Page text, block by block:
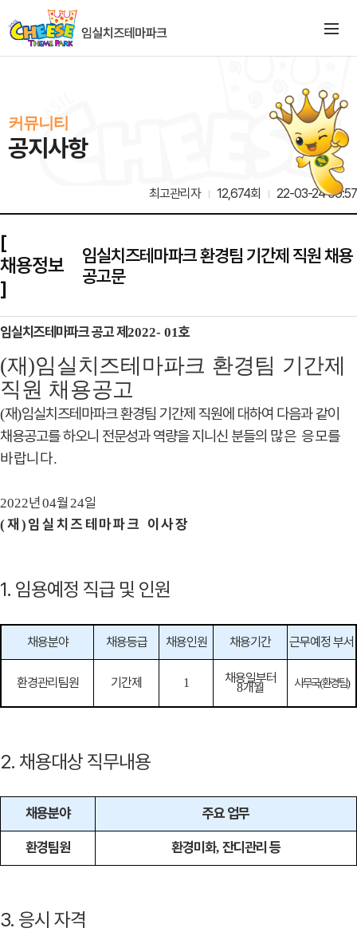
커뮤니티
공지사항
최고관리자 12,674회 22-03-24 09:57
[
채용정보
]
임실치즈테마파크 환경팀 기간제 직원 채용
공고문
임실치즈테마파크 공고 제 2022- 01호
(재)임실치즈테마파크 환경팀 기간제
직원 채용공고
(재)임실치즈테마파크 환경팀 기간제 직원에 대하여 다음과 같이
채용공고를 하오니 전문성과 역량을 지니신 분들의 많은 응모를
바랍니다.
2022년04월 24일
( 재 ) 임실치즈테마파크 이사장
1. 임용예정 직급 및 인원
채용분야 채용등급 채용인원 채용기간 근무예정 부서
환경관리팀원 기간제 1 채용일부터
8개월 사무국(환경팀)
2. 채용대상 직무내용
채용분야 주요 업무
환경팀원 환경미화, 잔디관리 등
3. 응시 자격